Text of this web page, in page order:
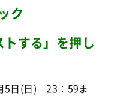
ク
する」を押し
5日(日) 23：59ま